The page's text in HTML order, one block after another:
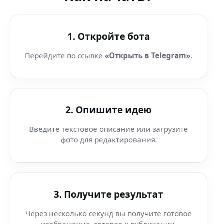
1. Откройте бота
Перейдите по ссылке «Открыть в Telegram».
2. Опишите идею
Введите текстовое описание или загрузите
фото для редактирования.
3. Получите результат
Через несколько секунд вы получите готовое